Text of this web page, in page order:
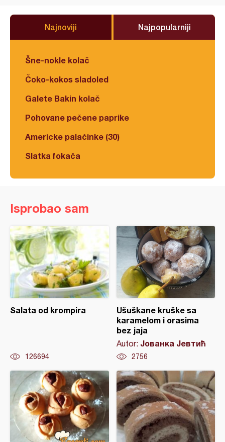
Najnoviji Najpopularniji
Šne-nokle kolač
Čoko-kokos sladoled
Galete Bakin kolač
Pohovane pečene paprike
Americke palačinke (30)
Slatka fokača
Isprobao sam
Salata od krompira
126694
Ušuškane kruške sa
karamelom i orasima
bez jaja
Autor: Јованка Јевтић
2756